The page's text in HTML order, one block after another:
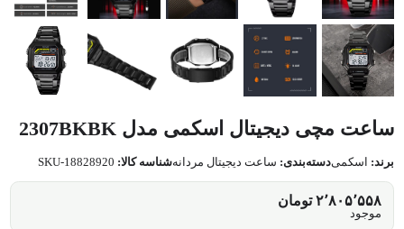
ساعت مچی دیجیتال اسکمی مدل 2307BKBK
برند: اسکمیدسته‌بندی: ساعت دیجیتال مردانهشناسه کالا: SKU-18828920
۲٬۸۰۵٬۵۵۸ تومان
موجود